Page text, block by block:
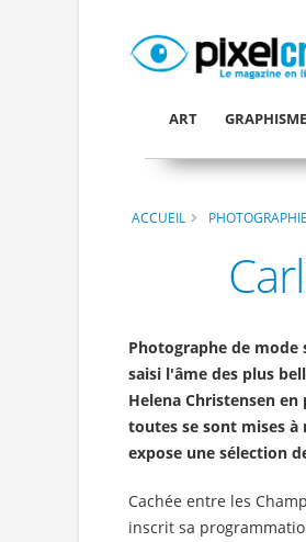
ART GRAPHISME
ACCUEIL PHOTOGRAPHIE
Photographe de
saisi l'âme des plus
Helena Christensen
toutes se sont mises à
expose une sélection
Cachée entre les
inscrit sa